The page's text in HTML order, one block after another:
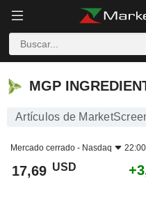
MGP INGREDIENTS, INC.
MGP
Artículos de
Mercado cerrado - Nasdaq
17,69 USD